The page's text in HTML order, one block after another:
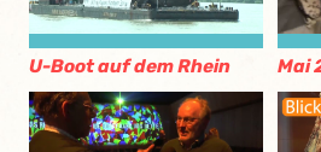
U-Boot auf dem Rhein Mai